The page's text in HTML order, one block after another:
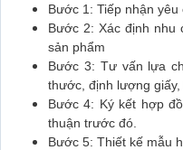
Bước 1: Tiếp nhận
Bước 2: Xác định nhu
sản phẩm
Bước 3: Tư vấn lựa
thước, định lượng giấy,
Bước 4: Ký kết hợp
thuận trước đó.
Bước 5: Thiết kế mẫu